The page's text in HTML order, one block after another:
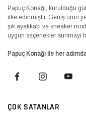
Papuç Konağı, kurulduğu
ilke edinmiştir. Geniş ürün
şık ayakkabı ve sneaker
uygun seçenekler sunmayı
Papuç Konağı ile her
ÇOK SATANLAR